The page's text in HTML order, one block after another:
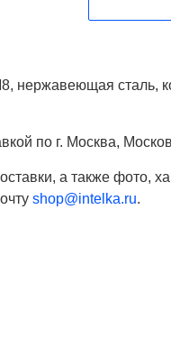
нержавеющая сталь,
по г. Москва,
а также фото,
shop@intelka.ru.